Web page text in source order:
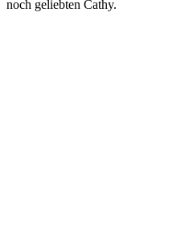
noch geliebten Cathy.